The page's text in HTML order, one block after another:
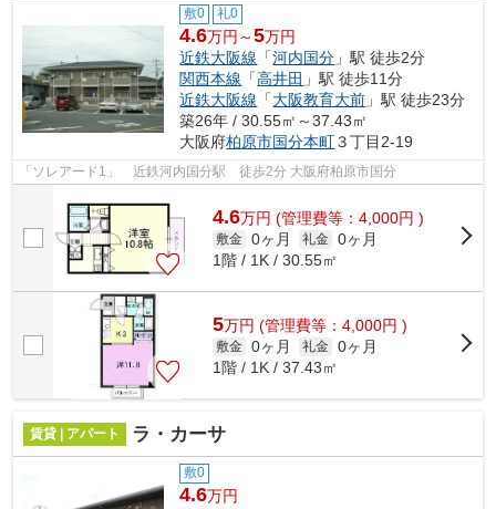
敷0 礼0
4.6万円～5万円
近鉄大阪線 「河内国分 」駅 徒歩2分
関西本線 「高井田 」駅 徒歩11分
近鉄大阪線 「大阪教育大前 」駅 徒歩23分
築26年 / 30.55㎡～37.43㎡
大阪府柏原市国分本町３丁目2-19
「ソレアード1」 近鉄河内国分駅 徒歩2分 大阪府柏原市国分
4.6万円 (管理費等：4,000円 )
敷金 0ヶ月 礼金 0ヶ月
1階 / 1K / 30.55㎡
5万円 (管理費等：4,000円 )
敷金 0ヶ月 礼金 0ヶ月
1階 / 1K / 37.43㎡
賃貸 | アパート ラ・カーサ
敷0
4.6万円